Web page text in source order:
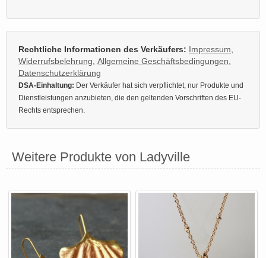
Rechtliche Informationen des Verkäufers: Impressum,
Widerrufsbelehrung, Allgemeine Geschäftsbedingungen,
Datenschutzerklärung
DSA-Einhaltung: Der Verkäufer hat sich verpflichtet, nur Produkte und
Dienstleistungen anzubieten, die den geltenden Vorschriften des EU-
Rechts entsprechen.
Weitere Produkte von Ladyville